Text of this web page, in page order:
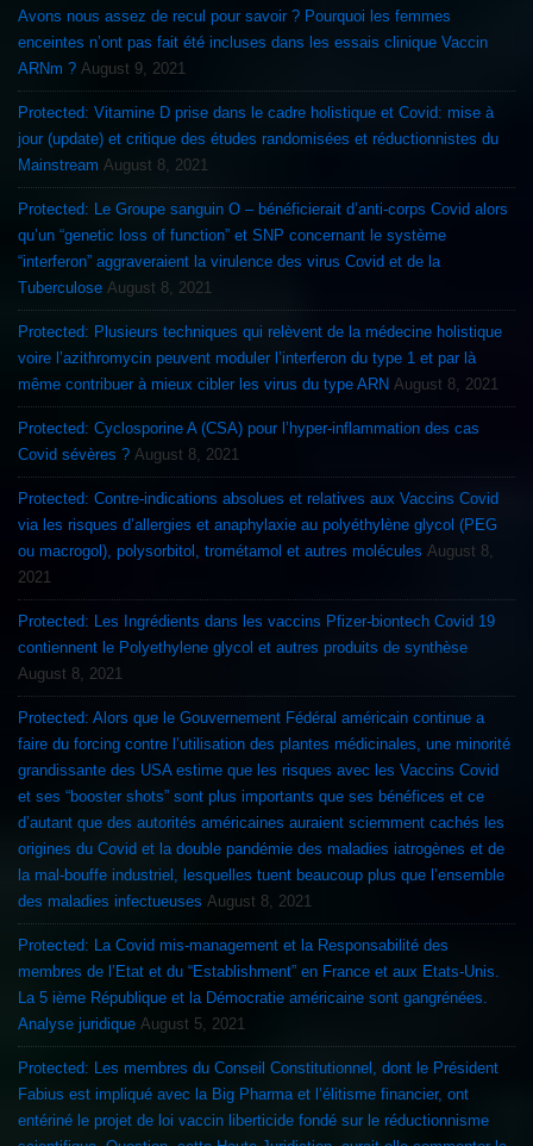
Avons nous assez de recul pour savoir ? Pourquoi les femmes
enceintes n’ont pas fait été incluses dans les essais clinique Vaccin
ARNm ? August 9, 2021
Protected: Vitamine D prise dans le cadre holistique et Covid: mise à
jour (update) et critique des études randomisées et réductionnistes du
Mainstream August 8, 2021
Protected: Le Groupe sanguin O – bénéficierait d’anti-corps Covid alors
qu’un “genetic loss of function” et SNP concernant le système
“interferon” aggraveraient la virulence des virus Covid et de la
Tuberculose August 8, 2021
Protected: Plusieurs techniques qui relèvent de la médecine holistique
voire l’azithromycin peuvent moduler l’interferon du type 1 et par là
même contribuer à mieux cibler les virus du type ARN August 8, 2021
Protected: Cyclosporine A (CSA) pour l’hyper-inflammation des cas
Covid sévères ? August 8, 2021
Protected: Contre-indications absolues et relatives aux Vaccins Covid
via les risques d’allergies et anaphylaxie au polyéthylène glycol (PEG
ou macrogol), polysorbitol, trométamol et autres molécules August 8,
2021
Protected: Les Ingrédients dans les vaccins Pfizer-biontech Covid 19
contiennent le Polyethylene glycol et autres produits de synthèse
August 8, 2021
Protected: Alors que le Gouvernement Fédéral américain continue a
faire du forcing contre l’utilisation des plantes médicinales, une minorité
grandissante des USA estime que les risques avec les Vaccins Covid
et ses “booster shots” sont plus importants que ses bénéfices et ce
d’autant que des autorités américaines auraient sciemment cachés les
origines du Covid et la double pandémie des maladies iatrogènes et de
la mal-bouffe industriel, lesquelles tuent beaucoup plus que l’ensemble
des maladies infectueuses August 8, 2021
Protected: La Covid mis-management et la Responsabilité des
membres de l’Etat et du “Establishment” en France et aux Etats-Unis.
La 5 ième République et la Démocratie américaine sont gangrénées.
Analyse juridique August 5, 2021
Protected: Les membres du Conseil Constitutionnel, dont le Président
Fabius est impliqué avec la Big Pharma et l’élitisme financier, ont
entériné le projet de loi vaccin liberticide fondé sur le réductionnisme